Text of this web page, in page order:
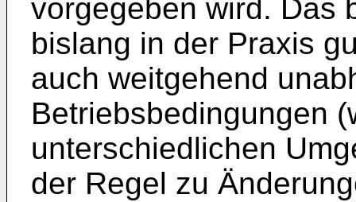
vorgegeben wird. Das
bislang in der Praxis
auch weitgehend
Betriebsbedingungen
unterschiedlichen
der Regel zu